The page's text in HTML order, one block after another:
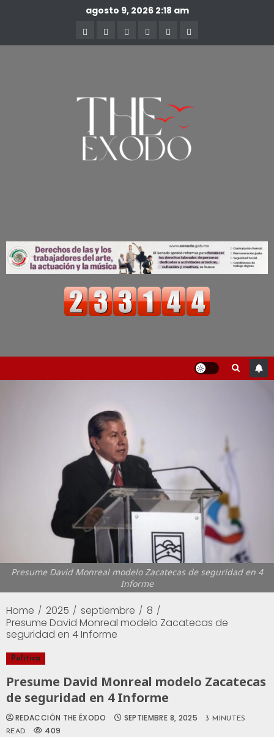
agosto 9, 2026 2:18 am
Home 2025 septiembre
8
Presume David Monreal modelo Zacatecas de
seguridad en 4 Informe
Política
Presume David Monreal modelo Zacatecas
de seguridad en 4 Informe
REDACCIÓN THE ÉXODO SEPTIEMBRE 8, 2025
3 MINUTES
READ
409
Presume David Monreal modelo Zacatecas de seguridad en 4
Informe